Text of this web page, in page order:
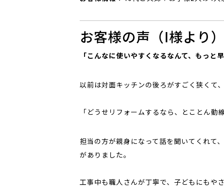
お客様の声（I様より）
「こんなに使いやすくなるなんて、もっと
以前は対面キッチンの後ろがすごく狭くて
「どうせリフォームするなら、とことん動
担当の方が親身になって話を聞いてくれて
がありました。
工事中も職人さんが丁寧で、子どもにもや